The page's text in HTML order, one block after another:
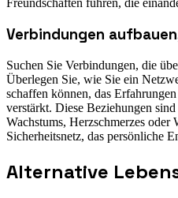
Freundschaften führen, die
Verbindungen
Suchen Sie Verbindungen, die
Überlegen Sie, wie Sie ein
schaffen können, das
verstärkt. Diese Beziehungen
Wachstums, Herzschmerzes oder
Sicherheitsnetz, das persönliche
Alternative